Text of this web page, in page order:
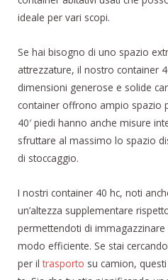
ideale per vari scopi.
Se hai bisogno di uno spazio
attrezzature, il nostro container
dimensioni generose e solide
container offrono ampio spazio
40′ piedi hanno anche misure
sfruttare al massimo lo spazio
di stoccaggio.
I nostri container 40 hc, noti
un’altezza supplementare
permettendoti di
modo efficiente. Se stai
per iltrasporto su camion,